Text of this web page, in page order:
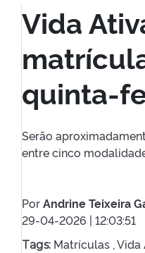
Vida
quinta-
Serão
entre cinco
PorAndrine Teixeira
29-04-2026 | 12:03:51
Tags: Matrículas ,Vida